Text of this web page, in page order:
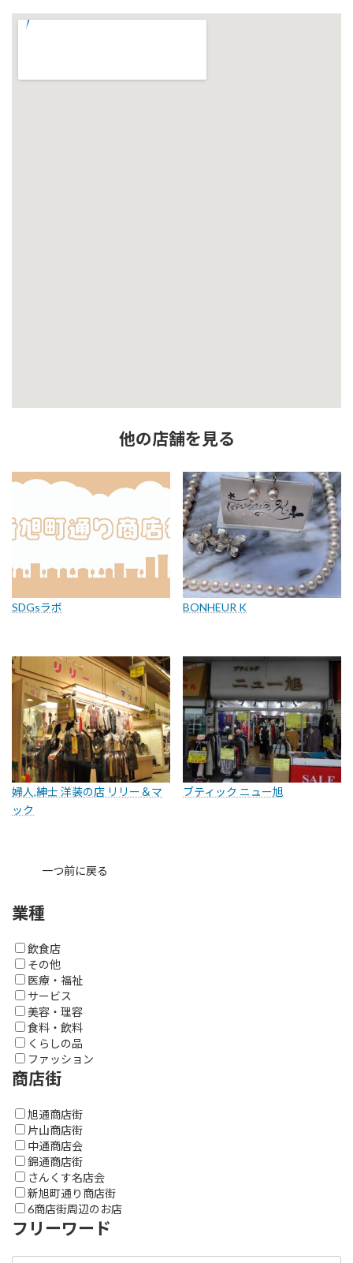
他の店舗を見る
SDGsラボ BONHEUR K
婦人,紳士 洋装の店 リリー＆マ
ック
ブティック ニュー旭
一つ前に戻る
業種
飲食店
その他
医療・福祉
サービス
美容・理容
食料・飲料
くらしの品
ファッション
商店街
旭通商店街
片山商店街
中通商店会
錦通商店街
さんくす名店会
新旭町通り商店街
6商店街周辺のお店
フリーワード